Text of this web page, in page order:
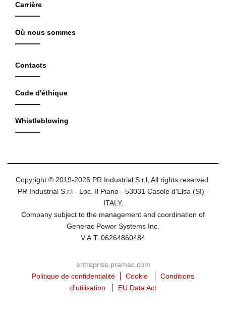
Carrière
Où nous sommes
Contacts
Code d'éthique
Whistleblowing
Copyright © 2019-2026 PR Industrial S.r.l, All rights reserved.
PR Industrial S.r.l - Loc. Il Piano - 53031 Casole d'Elsa (SI) -
ITALY.
Company subject to the management and coordination of
Generac Power Systems Inc.
V.A.T. 06264860484
entreprise.pramac.com
Politique de confidentialité
Cookie
Conditions
d'utilisation
EU Data Act